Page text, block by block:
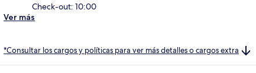
Check-out: 10:00
Ver más
*Consultar los cargos y políticas para ver más detalles o cargos extra